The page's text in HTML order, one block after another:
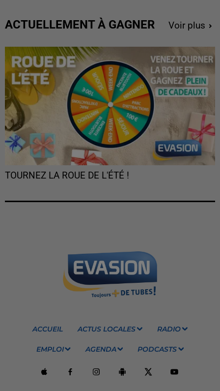
ACTUELLEMENT À GAGNER Voir plus
TOURNEZ LA ROUE DE L'ÉTÉ !
ACCUEIL ACTUS LOCALES RADIO
EMPLOI AGENDA PODCASTS